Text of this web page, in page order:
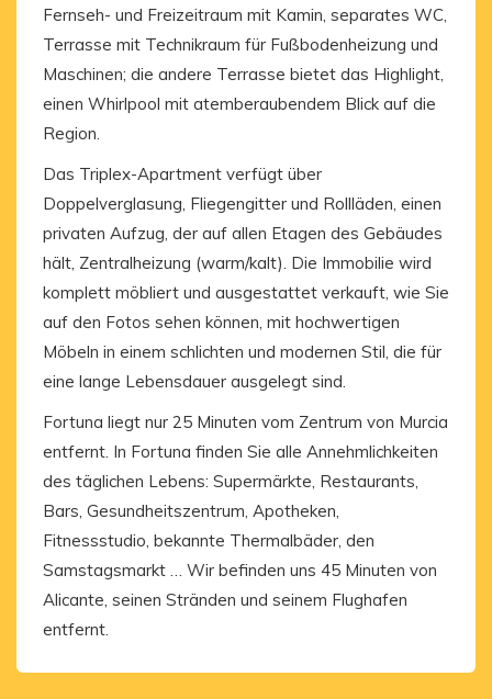
Fernseh- und Freizeitraum mit Kamin, separates WC,
Terrasse mit Technikraum für Fußbodenheizung und
Maschinen; die andere Terrasse bietet das Highlight,
einen Whirlpool mit atemberaubendem Blick auf die
Region.
Das Triplex-Apartment verfügt über
Doppelverglasung, Fliegengitter und Rollläden, einen
privaten Aufzug, der auf allen Etagen des Gebäudes
hält, Zentralheizung (warm/kalt). Die Immobilie wird
komplett möbliert und ausgestattet verkauft, wie Sie
auf den Fotos sehen können, mit hochwertigen
Möbeln in einem schlichten und modernen Stil, die für
eine lange Lebensdauer ausgelegt sind.
Fortuna liegt nur 25 Minuten vom Zentrum von Murcia
entfernt. In Fortuna finden Sie alle Annehmlichkeiten
des täglichen Lebens: Supermärkte, Restaurants,
Bars, Gesundheitszentrum, Apotheken,
Fitnessstudio, bekannte Thermalbäder, den
Samstagsmarkt … Wir befinden uns 45 Minuten von
Alicante, seinen Stränden und seinem Flughafen
entfernt.